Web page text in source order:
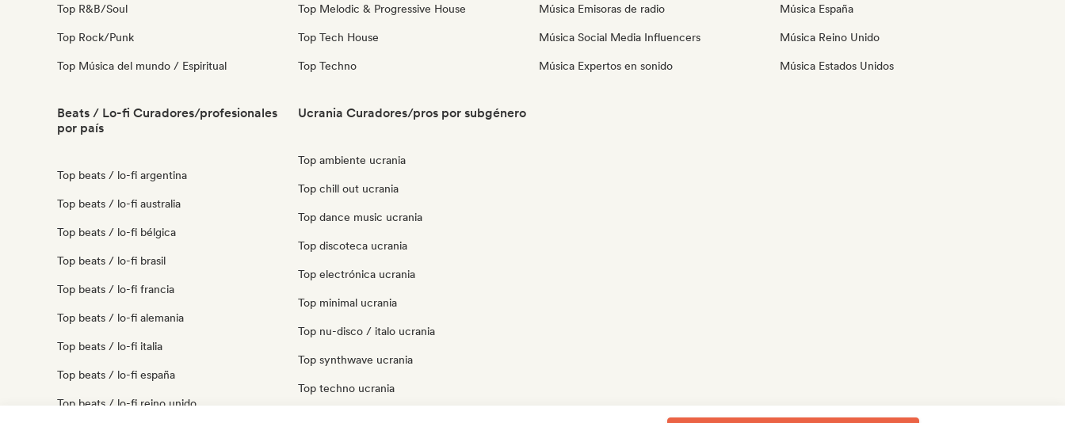
Top R&B/Soul
Top Rock/Punk
Top Música del mundo / Espiritual
Top Melodic & Progressive House
Top Tech House
Top Techno
Música Emisoras de radio
Música Social Media Influencers
Música Expertos en sonido
Música España
Música Reino Unido
Música Estados Unidos
Beats / Lo-fi Curadores/profesionales
por país
Top beats / lo-fi argentina
Top beats / lo-fi australia
Top beats / lo-fi bélgica
Top beats / lo-fi brasil
Top beats / lo-fi francia
Top beats / lo-fi alemania
Top beats / lo-fi italia
Top beats / lo-fi españa
Top beats / lo-fi reino unido
Ucrania Curadores/pros por subgénero
Top ambiente ucrania
Top chill out ucrania
Top dance music ucrania
Top discoteca ucrania
Top electrónica ucrania
Top minimal ucrania
Top nu-disco / italo ucrania
Top synthwave ucrania
Top techno ucrania